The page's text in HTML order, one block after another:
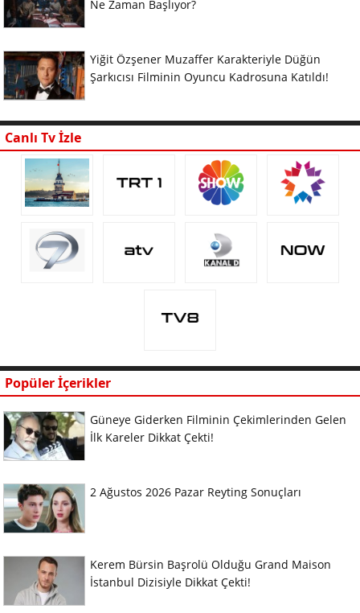
Ne Zaman Başlıyor?
Yiğit Özşener Muzaffer Karakteriyle Düğün
Şarkıcısı Filminin Oyuncu Kadrosuna Katıldı!
Canlı Tv İzle
Popüler İçerikler
Güneye Giderken Filminin Çekimlerinden Gelen
İlk Kareler Dikkat Çekti!
2 Ağustos 2026 Pazar Reyting Sonuçları
Kerem Bürsin Başrolü Olduğu Grand Maison
İstanbul Dizisiyle Dikkat Çekti!